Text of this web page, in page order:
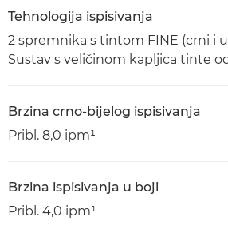
Tehnologija ispisivanja
2 spremnika s tintom FINE (crni i
Sustav s veličinom kapljica tinte
Brzina crno-bijelog ispisivanja
Pribl. 8,0 ipm¹
Brzina ispisivanja u boji
Pribl. 4,0 ipm¹